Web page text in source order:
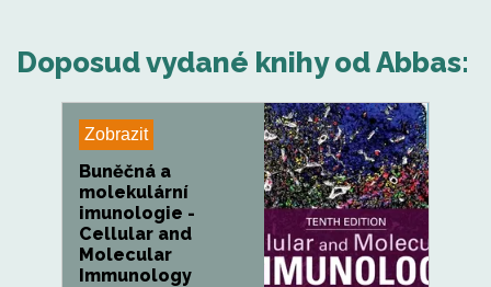
Doposud vydané knihy od Abbas:
Zobrazit
Buněčná a
molekulární
imunologie -
Cellular and
Molecular
Immunology